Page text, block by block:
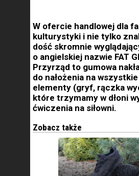
W ofercie handlowej dla
kulturystyki i nie tylko
dość skromnie
o angielskiej nazwie FAT
Przyrząd to gumowa
do nałożenia na
elementy (gryf, rączka
które trzymamy w dłoni
ćwiczenia na siłowni.
Zobacz także